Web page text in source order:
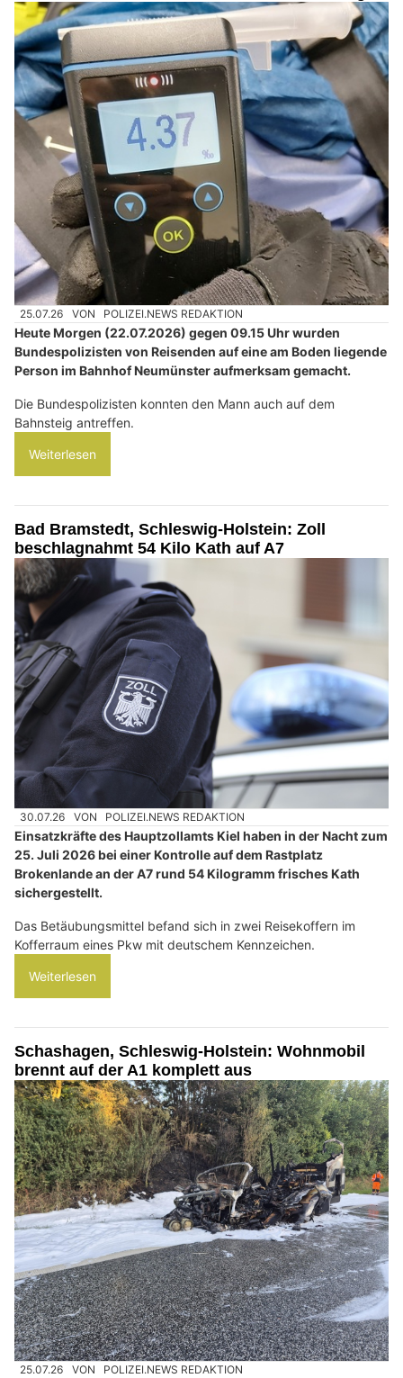
25.07.26 VON POLIZEI.NEWS REDAKTION
Heute Morgen (22.07.2026) gegen 09.15 Uhr wurden
Bundespolizisten von Reisenden auf eine am Boden liegende
Person im Bahnhof Neumünster aufmerksam gemacht.
Die Bundespolizisten konnten den Mann auch auf dem
Bahnsteig antreffen.
Weiterlesen
Bad Bramstedt, Schleswig-Holstein: Zoll
beschlagnahmt 54 Kilo Kath auf A7
30.07.26 VON POLIZEI.NEWS REDAKTION
Einsatzkräfte des Hauptzollamts Kiel haben in der Nacht zum
25. Juli 2026 bei einer Kontrolle auf dem Rastplatz
Brokenlande an der A7 rund 54 Kilogramm frisches Kath
sichergestellt.
Das Betäubungsmittel befand sich in zwei Reisekoffern im
Kofferraum eines Pkw mit deutschem Kennzeichen.
Weiterlesen
Schashagen, Schleswig-Holstein: Wohnmobil
brennt auf der A1 komplett aus
25.07.26 VON POLIZEI.NEWS REDAKTION